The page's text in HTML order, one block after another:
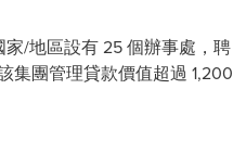
家/地區設有 25 個辦事處，聘
集團管理貸款價值超過 1,200